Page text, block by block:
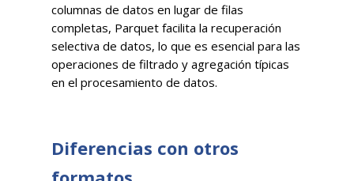
columnas de datos en lugar de filas
completas, Parquet facilita la recuperación
selectiva de datos, lo que es esencial para las
operaciones de filtrado y agregación típicas
en el procesamiento de datos.
Diferencias con otros